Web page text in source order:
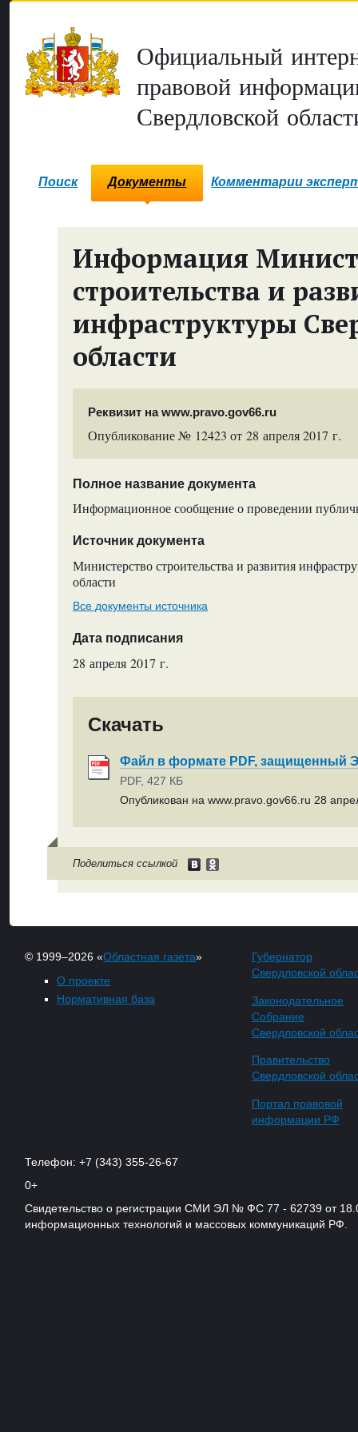
Официальный
правовой
Свердловской
Поиск Документы Комментарии
Информация
строительства и
инфраструктуры
области
Реквизит на www.pravo.gov66.ru
Опубликование № 12423 от 28 апреля 2017 г.
Полное название документа
Информационное сообщение о проведении
Источник документа
Министерство строительства и развития
области
Все документы источника
Дата подписания
28 апреля 2017 г.
Скачать
Файл в формате PDF, защищенный
PDF, 427 КБ
Опубликован на www.pravo.gov66.ru 28
Поделиться ссылкой
© 1999–2026 «Областная газета»
О проекте
Нормативная база
Губернатор
Свердловской
Законодательное
Собрание
Свердловской
Правительство
Свердловской
Портал правовой
информации РФ
Телефон: +7 (343) 355-26-67
0+
Свидетельство о регистрации СМИ ЭЛ № ФС 77 - 62739 от
информационных технологий и массовых коммуникаций РФ.